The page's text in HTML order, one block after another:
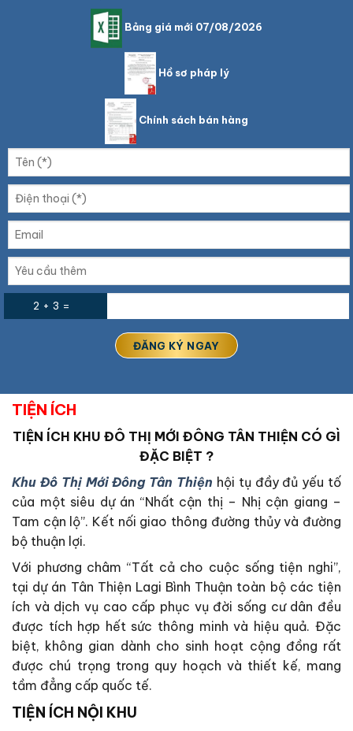
Bảng giá mới 07/08/2026
Hồ sơ pháp lý
Chính sách bán hàng
2 + 3 =
TIỆN ÍCH
TIỆN ÍCH KHU ĐÔ THỊ MỚI ĐÔNG TÂN THIỆN CÓ GÌ
ĐẶC BIỆT ?
Khu Đô Thị Mới Đông Tân Thiện hội tụ đầy đủ yếu tố
của một siêu dự án “Nhất cận thị – Nhị cận giang –
Tam cận lộ”. Kết nối giao thông đường thủy và đường
bộ thuận lợi.
Với phương châm “Tất cả cho cuộc sống tiện nghi”,
tại dự án Tân Thiện Lagi Bình Thuận toàn bộ các tiện
ích và dịch vụ cao cấp phục vụ đời sống cư dân đều
được tích hợp hết sức thông minh và hiệu quả. Đặc
biệt, không gian dành cho sinh hoạt cộng đồng rất
được chú trọng trong quy hoạch và thiết kế, mang
tầm đẳng cấp quốc tế.
TIỆN ÍCH NỘI KHU